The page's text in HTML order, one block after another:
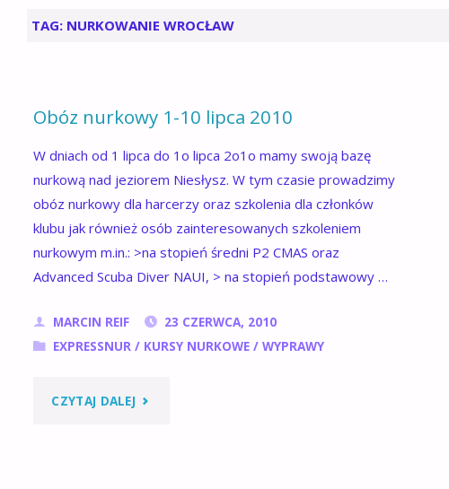
TAG: NURKOWANIE WROCŁAW
Obóz nurkowy 1-10 lipca 2010
W dniach od 1 lipca do 1o lipca 2o1o mamy swoją bazę
nurkową nad jeziorem Niesłysz. W tym czasie prowadzimy
obóz nurkowy dla harcerzy oraz szkolenia dla członków
klubu jak również osób zainteresowanych szkoleniem
nurkowym m.in.: >na stopień średni P2 CMAS oraz
Advanced Scuba Diver NAUI, > na stopień podstawowy …
MARCIN REIF
23 CZERWCA, 2010
EXPRESSNUR / KURSY NURKOWE/ WYPRAWY
CZYTAJ DALEJ "OBÓZ